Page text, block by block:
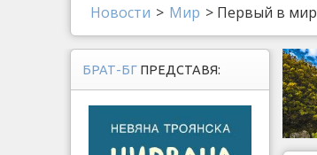
Новости > Мир > Первый в
БРАТ-БГ ПРЕДСТАВЯ: